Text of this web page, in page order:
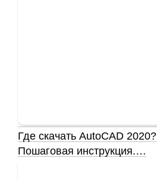
Где скачать AutoCAD 2020?
Пошаговая инструкция.…